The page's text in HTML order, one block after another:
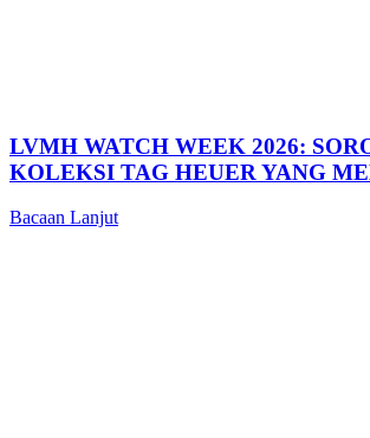
LVMH WATCH WEEK 2026:
KOLEKSI TAG HEUER YANG
Bacaan Lanjut